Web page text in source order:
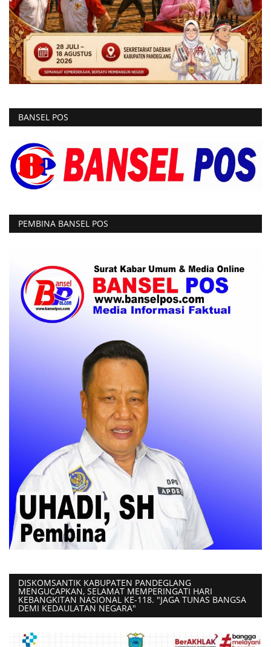
BANSEL POS
PEMBINA BANSEL POS
DISKOMSANTIK KABUPATEN PANDEGLANG
MENGUCAPKAN, SELAMAT MEMPERINGATI HARI
KEBANGKITAN NASIONAL KE-118. "JAGA TUNAS BANGSA
DEMI KEDAULATAN NEGARA"